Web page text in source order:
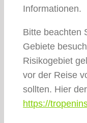
Informationen.
Bitte beachten
Gebiete
Risikogebiet
vor der Reise
sollten. Hier
https://